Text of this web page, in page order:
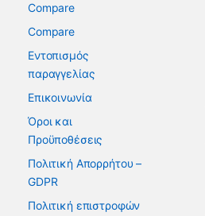
Compare
Compare
Εντοπισμός
παραγγελίας
Επικοινωνία
Όροι και
Προϋποθέσεις
Πολιτική Απορρήτου –
GDPR
Πολιτική επιστροφών